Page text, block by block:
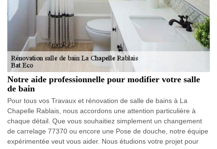
Notre aide professionnelle pour modifier votre salle
de bain
Pour tous vos Travaux et rénovation de salle de bains à La
Chapelle Rablais, nous accordons une attention particulière à
chaque détail. Que vous souhaitiez simplement un changement
de carrelage 77370 ou encore une Pose de douche, notre équipe
expérimentée veut vous aider. Nous étudions votre projet pour